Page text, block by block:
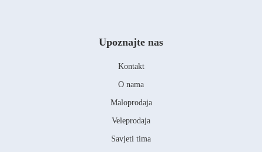
Upoznajte nas
Kontakt
O nama
Maloprodaja
Veleprodaja
Savjeti tima